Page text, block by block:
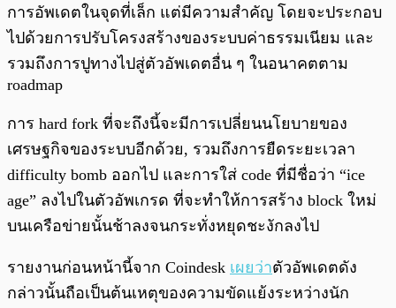
การอัพเดตในจุดที่เล็ก แต่มีความสำคัญ โดยจะประกอบ
ไปด้วยการปรับโครงสร้างของระบบค่าธรรมเนียม และ
รวมถึงการปูทางไปสู่ตัวอัพเดตอื่น ๆ ในอนาคตตาม
roadmap
การ hard fork ที่จะถึงนี้จะมีการเปลี่ยนนโยบายของ
เศรษฐกิจของระบบอีกด้วย, รวมถึงการยืดระยะเวลา
difficulty bomb ออกไป และการใส่ code ที่มีชื่อว่า “ice
age” ลงไปในตัวอัพเกรด ที่จะทำให้การสร้าง block ใหม่
บนเครือข่ายนั้นช้าลงจนกระทั่งหยุดชะงักลงไป
รายงานก่อนหน้านี้จาก Coindesk เผยว่าตัวอัพเดตดัง
กล่าวนั้นถือเป็นต้นเหตุของความขัดแย้งระหว่างนัก